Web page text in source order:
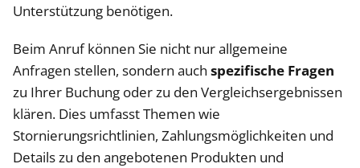
Unterstützung benötigen.
Beim Anruf können Sie nicht nur allgemeine
Anfragen stellen, sondern auch spezifische Fragen
zu Ihrer Buchung oder zu den Vergleichsergebnissen
klären. Dies umfasst Themen wie
Stornierungsrichtlinien, Zahlungsmöglichkeiten und
Details zu den angebotenen Produkten und